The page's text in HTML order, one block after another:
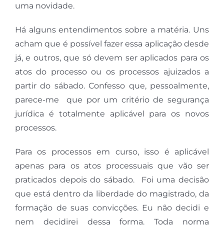
uma novidade.
Há alguns entendimentos sobre a matéria. Uns
acham que é possível fazer essa aplicação desde
já, e outros, que só devem ser aplicados para os
atos do processo ou os processos ajuizados a
partir do sábado. Confesso que, pessoalmente,
parece-me que por um critério de segurança
jurídica é totalmente aplicável para os novos
processos.
Para os processos em curso, isso é aplicável
apenas para os atos processuais que vão ser
praticados depois do sábado. Foi uma decisão
que está dentro da liberdade do magistrado, da
formação de suas convicções. Eu não decidi e
nem decidirei dessa forma. Toda norma